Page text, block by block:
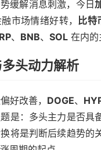
缓解消息刺激，今日
市场情绪好转， 比特
、 BNB、 SOL 在内的
头动力解析
好改善， DOGE、
是：多头主力是否具
将是判断后续趋势的